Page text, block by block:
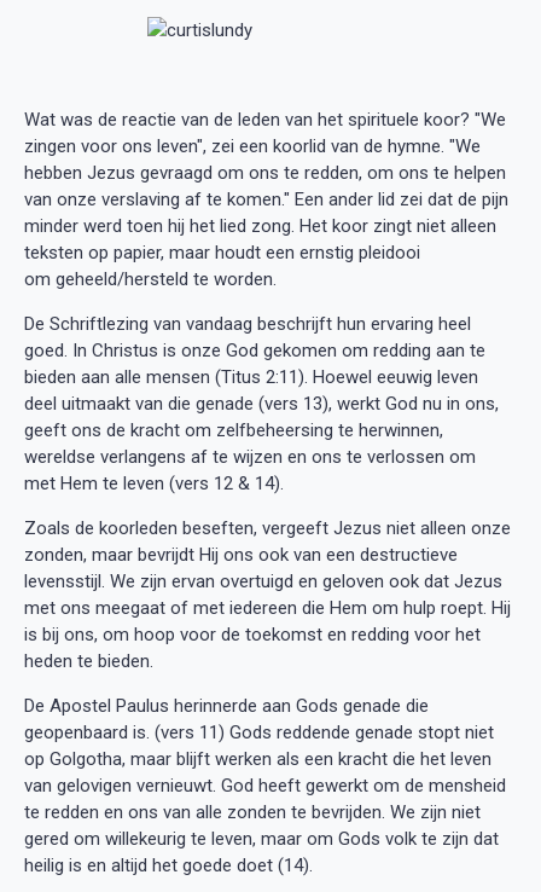
Wat was de reactie van de leden van het spirituele koor? "We
zingen voor ons leven", zei een koorlid van de hymne. "We
hebben Jezus gevraagd om ons te redden, om ons te helpen
van onze verslaving af te komen." Een ander lid zei dat de pijn
minder werd toen hij het lied zong. Het koor zingt niet alleen
teksten op papier, maar houdt een ernstig pleidooi
om geheeld/hersteld te worden.
De Schriftlezing van vandaag beschrijft hun ervaring heel
goed. In Christus is onze God gekomen om redding aan te
bieden aan alle mensen (Titus 2:11). Hoewel eeuwig leven
deel uitmaakt van die genade (vers 13), werkt God nu in ons,
geeft ons de kracht om zelfbeheersing te herwinnen,
wereldse verlangens af te wijzen en ons te verlossen om
met Hem te leven (vers 12 & 14).
Zoals de koorleden beseften, vergeeft Jezus niet alleen onze
zonden, maar bevrijdt Hij ons ook van een destructieve
levensstijl. We zijn ervan overtuigd en geloven ook dat Jezus
met ons meegaat of met iedereen die Hem om hulp roept. Hij
is bij ons, om hoop voor de toekomst en redding voor het
heden te bieden.
De Apostel Paulus herinnerde aan Gods genade die
geopenbaard is. (vers 11) Gods reddende genade stopt niet
op Golgotha, maar blijft werken als een kracht die het leven
van gelovigen vernieuwt. God heeft gewerkt om de mensheid
te redden en ons van alle zonden te bevrijden. We zijn niet
gered om willekeurig te leven, maar om Gods volk te zijn dat
heilig is en altijd het goede doet (14).